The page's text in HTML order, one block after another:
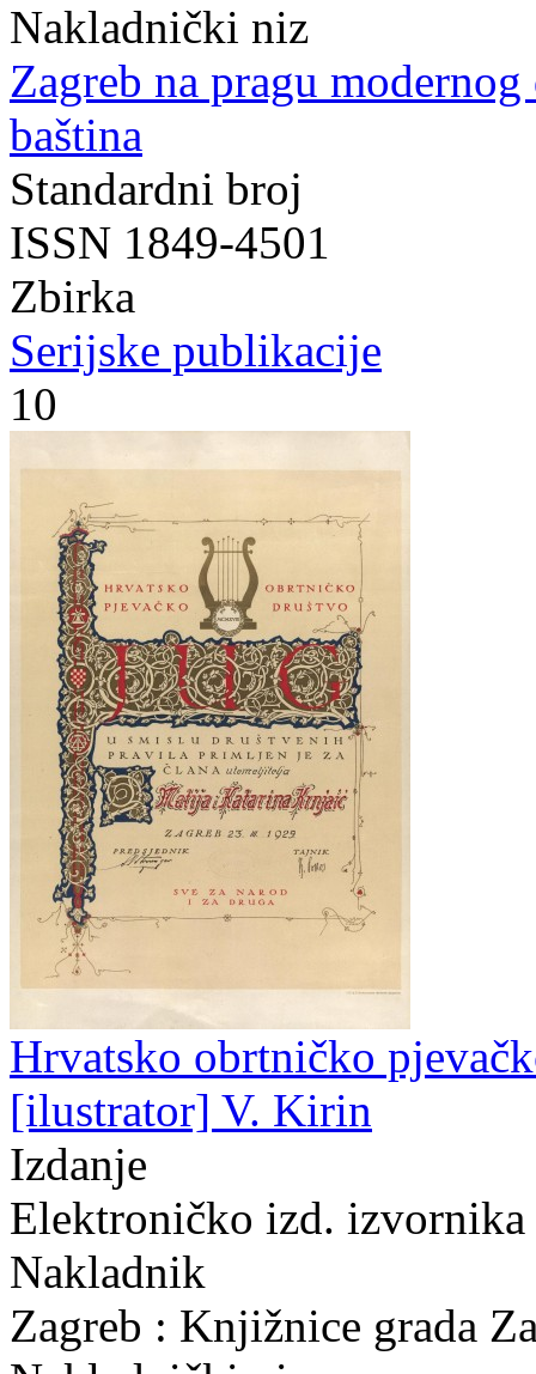
Nakladnički niz
Zagreb na pragu modernog
baština
Standardni broj
ISSN 1849-4501
Zbirka
Serijske publikacije
10
Hrvatsko obrtničko
[ilustrator] V. Kirin
Izdanje
Elektroničko izd. izvornika
Nakladnik
Zagreb : Knjižnice grada